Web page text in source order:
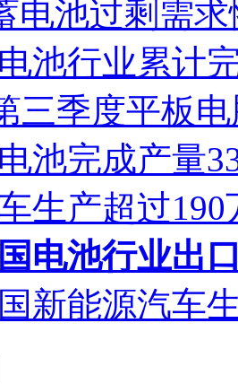
三季度平板
池完成产量
生产超过
电池行业出
新能源汽车